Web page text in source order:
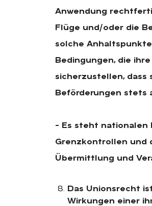
Anwendung
Flüge und/oder die
solche
Bedingungen, die
sicherzustellen, dass
Beförderungen stets
– Es steht nationalen
Grenzkontrollen und
Übermittlung und
Das Unionsrecht
Wirkungen einer